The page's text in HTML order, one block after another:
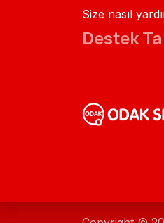
Size nasıl
Destek